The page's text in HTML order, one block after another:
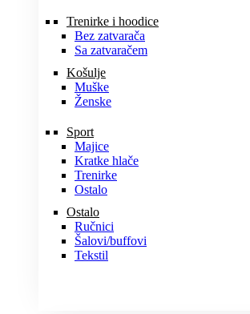
Trenirke i hoodice
Bez zatvarača
Sa zatvaračem
Košulje
Muške
Ženske
Sport
Majice
Kratke hlače
Trenirke
Ostalo
Ostalo
Ručnici
Šalovi/buffovi
Tekstil